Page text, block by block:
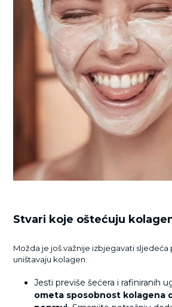
Stvari koje oštećuju
Možda je još važnije izbjegavati sljedeća
uništavaju kolagen:
Jesti previše šećera i rafiniranih
ometa sposobnost kolagena